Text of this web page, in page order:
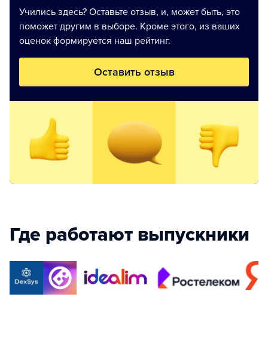
Учились здесь? Оставьте отзыв, и, может быть, это
поможет другим в выборе. Кроме этого, из ваших
оценок формируется наш рейтинг.
Оставить отзыв
Где работают выпускники